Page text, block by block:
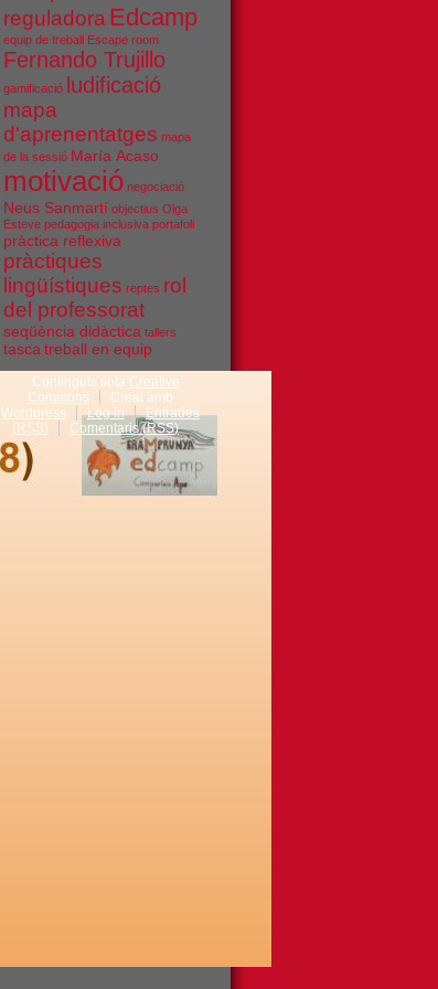
reguladora Edcamp
equip de treball Escape room
Fernando Trujillo
gamificació ludificació
mapa
d'aprenentatges mapa
de la sessió María Acaso
motivació negociació
Neus Sanmartí objectius Olga
Esteve pedagogia inclusiva portafoli
pràctica reflexiva
pràctiques
lingüístiques reptes rol
del professorat
seqüència didàctica tallers
tasca treball en equip
Continguts sota Creative
Commons
Creat amb
Wordpress
Log in
Entrades
(RSS) Comentaris (RSS)